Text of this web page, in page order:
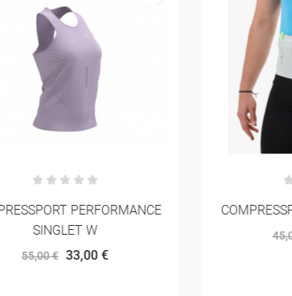
PERFORMANCE
SINGLET W
55,00 € 33,00 €